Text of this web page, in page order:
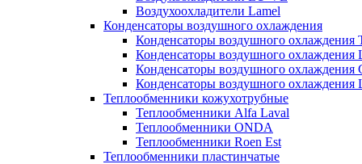
Воздухоохладители Lamel
Конденсаторы воздушного охлаждения
Конденсаторы воздушного охлаждения
Конденсаторы воздушного
Конденсаторы воздушного охлаждения
Конденсаторы воздушного
Теплообменники кожухотрубные
Теплообменники Alfa Laval
Теплообменники ONDA
Теплообменники Roen Est
Теплообменники пластинчатые